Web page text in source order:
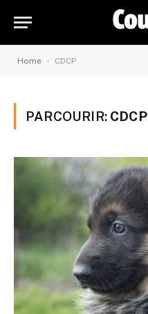
Home - CDCP
PARCOURIR: CDCP